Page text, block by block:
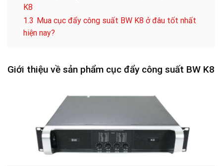
K8
1.3 Mua cục đẩy công suất BW K8 ở đâu tốt nhất
hiện nay?
Giới thiệu về sản phẩm cục đẩy công suất BW K8